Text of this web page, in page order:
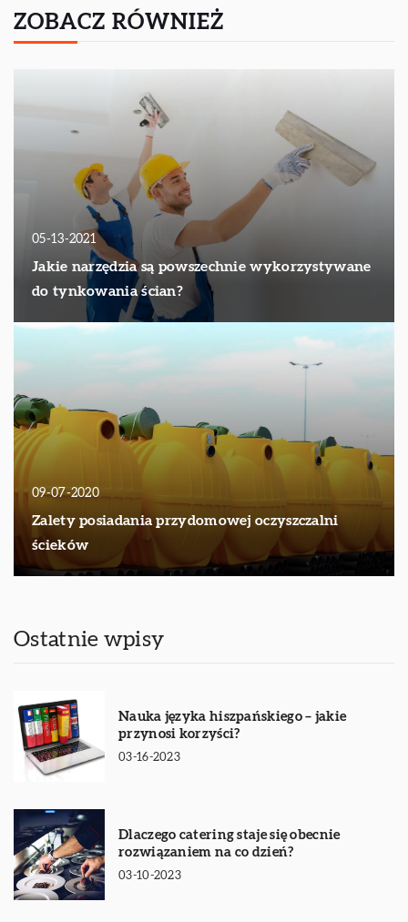
ZOBACZ RÓWNIEŻ
05-13-2021
Jakie narzędzia są powszechnie wykorzystywane
do tynkowania ścian?
09-07-2020
Zalety posiadania przydomowej oczyszczalni
ścieków
Ostatnie wpisy
Nauka języka hiszpańskiego – jakie
przynosi korzyści?
03-16-2023
Dlaczego catering staje się obecnie
rozwiązaniem na co dzień?
03-10-2023